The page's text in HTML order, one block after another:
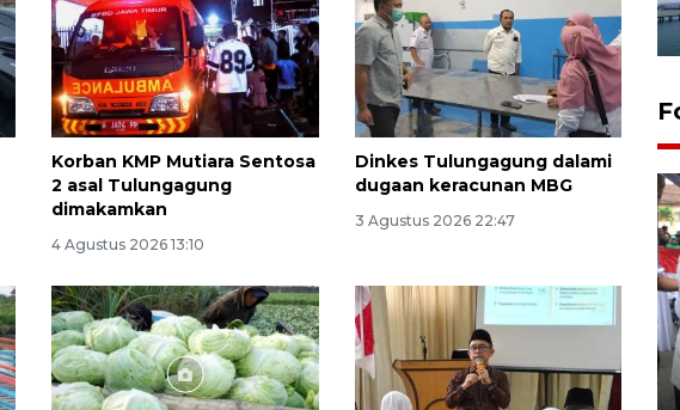
Korban KMP Mutiara Sentosa
2 asal Tulungagung
dimakamkan
4 Agustus 2026 13:10
Dinkes Tulungagung dalami
dugaan keracunan MBG
3 Agustus 2026 22:47
Pameran multiproduk
Surabaya Great Expo